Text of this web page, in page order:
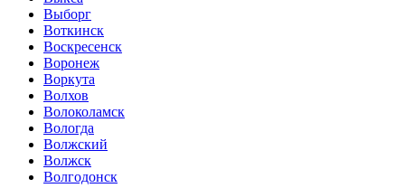
Выборг
Воткинск
Воскресенск
Воронеж
Воркута
Волхов
Волоколамск
Вологда
Волжский
Волжск
Волгодонск